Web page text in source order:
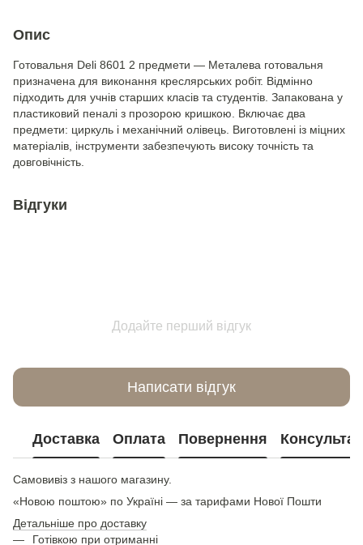
Опис
Готовальня Deli 8601 2 предмети — Металева готовальня
призначена для виконання креслярських робіт. Відмінно
підходить для учнів старших класів та студентів. Запакована у
пластиковий пеналі з прозорою кришкою. Включає два
предмети: циркуль і механічний олівець. Виготовлені із міцних
матеріалів, інструменти забезпечують високу точність та
довговічність.
Відгуки
Додайте перший відгук
Написати відгук
Доставка Оплата Повернення
Самовивіз з нашого магазину.
«Новою поштою» по Україні — за тарифами Нової Пошти
Детальніше про доставку
Готівкою при отриманні